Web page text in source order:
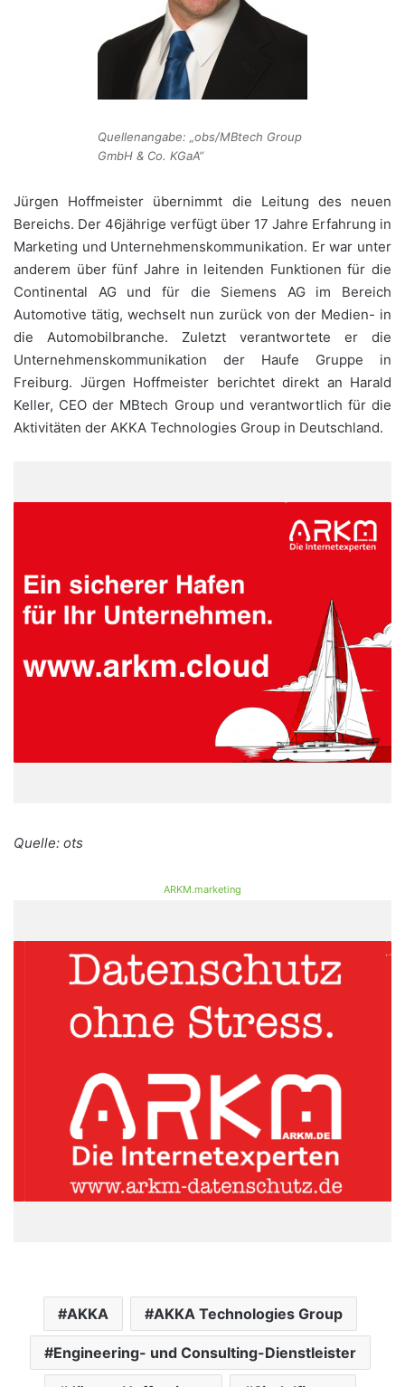
Quellenangabe: „obs/MBtech Group
GmbH & Co. KGaA“
Jürgen Hoffmeister übernimmt die Leitung des neuen
Bereichs. Der 46jährige verfügt über 17 Jahre Erfahrung in
Marketing und Unternehmenskommunikation. Er war unter
anderem über fünf Jahre in leitenden Funktionen für die
Continental AG und für die Siemens AG im Bereich
Automotive tätig, wechselt nun zurück von der Medien- in
die Automobilbranche. Zuletzt verantwortete er die
Unternehmenskommunikation der Haufe Gruppe in
Freiburg. Jürgen Hoffmeister berichtet direkt an Harald
Keller, CEO der MBtech Group und verantwortlich für die
Aktivitäten der AKKA Technologies Group in Deutschland.
Quelle: ots
ARKM.marketing
AKKA AKKA Technologies Group
Engineering- und Consulting-Dienstleister